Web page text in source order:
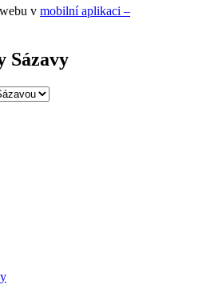
v mobilní aplikaci –
Sázavy